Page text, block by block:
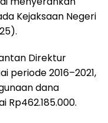
Kejaksaan Negeri
Direktur
periode 2016–2021,
dana